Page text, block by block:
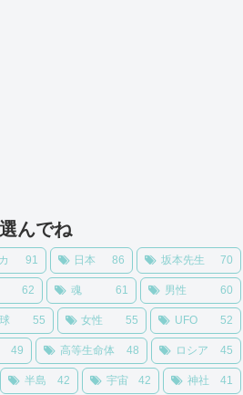
んでね
91 日本 86 坂本先生 70
62 魂 61 男性 60
55 女性 55 UFO 52
49 高等生命体 48 ロシア 45
半島 42 宇宙 42 神社 41